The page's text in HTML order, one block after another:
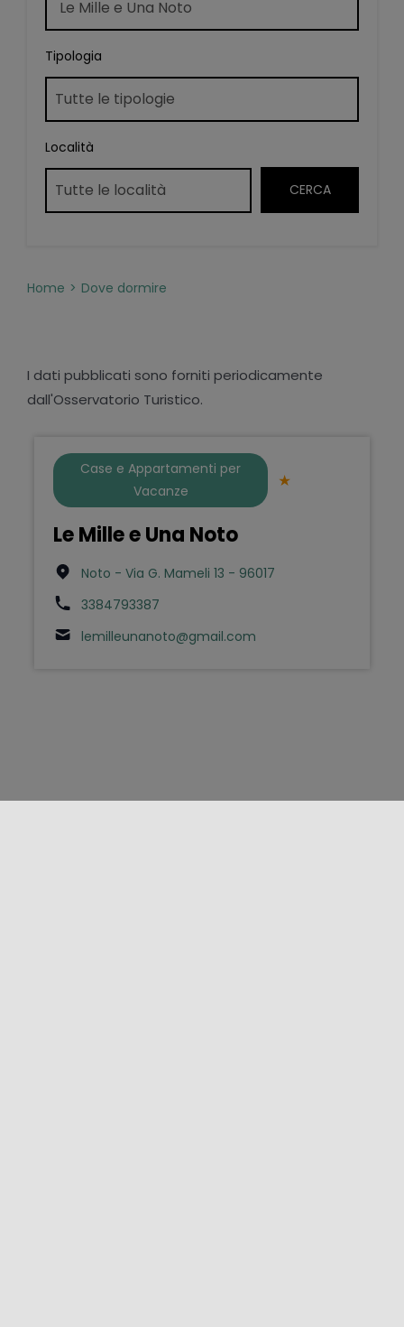
Tipologia
Località
Home Dove dormire
I dati pubblicati sono forniti periodicamente
dall'Osservatorio Turistico.
Case e Appartamenti per
Vacanze
Le Mille e Una Noto
Noto - Via G. Mameli 13 - 96017
3384793387
lemilleunanoto@gmail.com